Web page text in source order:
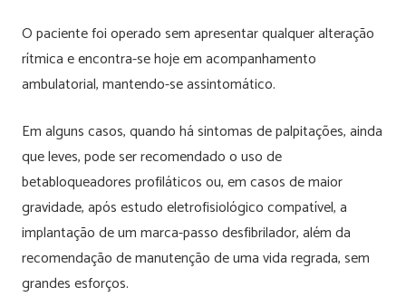
O paciente foi operado sem apresentar qualquer alteração
rítmica e encontra-se hoje em acompanhamento
ambulatorial, mantendo-se assintomático.
Em alguns casos, quando há sintomas de palpitações, ainda
que leves, pode ser recomendado o uso de
betabloqueadores profiláticos ou, em casos de maior
gravidade, após estudo eletrofisiológico compatível, a
implantação de um marca-passo desfibrilador, além da
recomendação de manutenção de uma vida regrada, sem
grandes esforços.